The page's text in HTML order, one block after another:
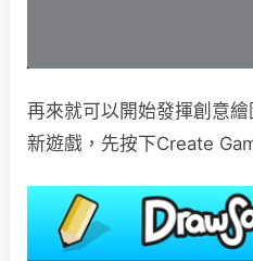
再來就可以開始發揮創意
新遊戲，先按下Create